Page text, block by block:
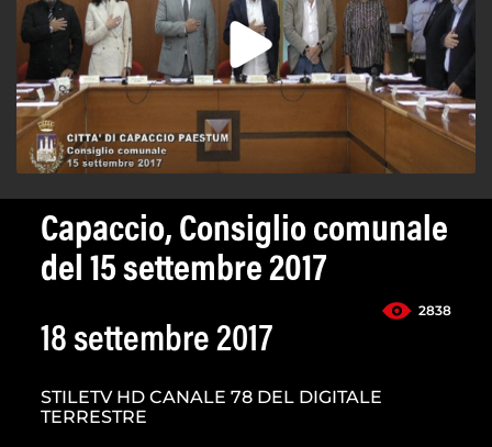
Capaccio, Consiglio comunale
del 15 settembre 2017
2838
18 settembre 2017
STILETV HD CANALE 78 DEL DIGITALE
TERRESTRE